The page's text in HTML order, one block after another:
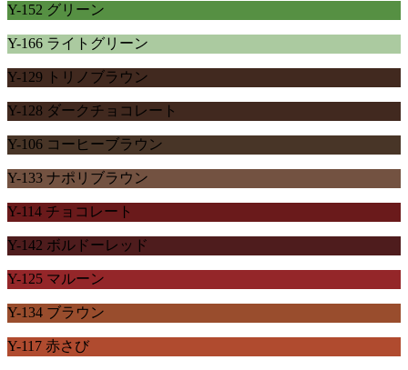
Y-152 グリーン
Y-166 ライトグリーン
Y-129 トリノブラウン
Y-128 ダークチョコレート
Y-106 コーヒーブラウン
Y-133 ナポリブラウン
Y-114 チョコレート
Y-142 ボルドーレッド
Y-125 マルーン
Y-134 ブラウン
Y-117 赤さび